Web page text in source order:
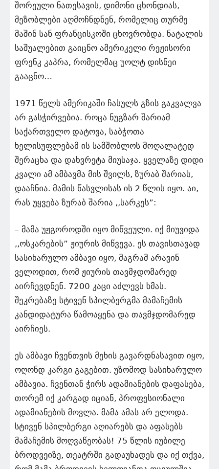
შორეული ნათესავის, დიმონი ცხონდიას,
მეზობლები აღმოჩნდნენ, რომელიც თურმე
მაშინ სან ფრანცისკოში ცხოვრობდა. ნატალის
საშუალებით გაიცნო ამერიკელი რეჟისორი
ფრენკ კაპრა, რომელმაც უოლტ დისნეი
გააცნო…
1971 წელს ამერიკაში ჩასულს გზის გაკვალვა
არ გასჭირვებია. როცა ნუგზარ შარიამ
საქართველო დატოვა, საბჭოთა
ხელისუფლებამ ის სამშობლოს მოღალატედ
შერაცხა და დახვრეტა მიუსაჯა. ყველაზე დიდი
კვალი ამ ამბავმა მის შვილს, ზურაბ შარიას,
დააჩნია. მამის წასვლისას ის 2 წლის იყო. აი,
რას უყვება ზურაბ შარია ,,სარკეს”:
– მამა უჟგოროდში იყო მიწვეული. იქ მიუვიდა
,,ოსკარების” ჟიურის მიწვევა. ეს თავისთავად
სასიხარულო ამბავი იყო, მაგრამ არავინ
ველოდით, რომ ჟიურის თავმჯდომარედ
აირჩევდნენ. 7200 კაცი აძლევს ხმას.
შეკრებაზე სტივენ სპილბერგმა მამაჩემის
კანდიდატურა წამოაყენა და თავმჯდომარედ
აირჩიეს.
ეს ამბავი ჩვენთვის მეხის გავარდნასავით იყო,
ოღონდ კარგი გაგებით. უზომოდ სასიხარულო
ამბავია. ჩვენთან ჭირს ადამიანების დაფასება,
თორემ იქ კარგად იციან, პროფესიონალი
ადამიანების მოვლა. მამა ამას არ ელოდა.
სტივენ სპილბერგი აღიარებს და აფასებს
მამაჩემის მოღვაწეობას! 75 წლის იუბილე
ბროდვეიზე, თეატრში გადაუხადეს და იქ თქვა,